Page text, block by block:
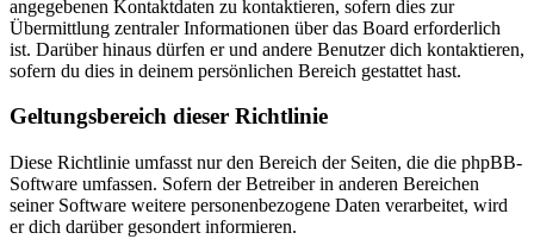
angegebenen Kontaktdaten zu kontaktieren, sofern dies zur
Übermittlung zentraler Informationen über das Board erforderlich
ist. Darüber hinaus dürfen er und andere Benutzer dich kontaktieren,
sofern du dies in deinem persönlichen Bereich gestattet hast.
Geltungsbereich dieser Richtlinie
Diese Richtlinie umfasst nur den Bereich der Seiten, die die phpBB-
Software umfassen. Sofern der Betreiber in anderen Bereichen
seiner Software weitere personenbezogene Daten verarbeitet, wird
er dich darüber gesondert informieren.